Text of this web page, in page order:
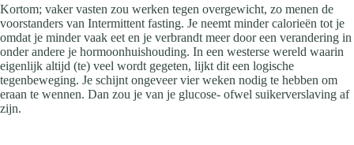
Kortom; vaker vasten zou werken tegen overgewicht, zo menen de
voorstanders van Intermittent fasting. Je neemt minder calorieën tot je
omdat je minder vaak eet en je verbrandt meer door een verandering in
onder andere je hormoonhuishouding. In een westerse wereld waarin
eigenlijk altijd (te) veel wordt gegeten, lijkt dit een logische
tegenbeweging. Je schijnt ongeveer vier weken nodig te hebben om
eraan te wennen. Dan zou je van je glucose- ofwel suikerverslaving af
zijn.